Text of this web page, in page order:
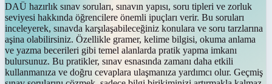
DAÜ hazırlık sınav soruları, sınavın yapısı, soru tipleri ve zorluk
seviyesi hakkında öğrencilere önemli ipuçları verir. Bu soruları
inceleyerek, sınavda karşılaşabileceğiniz konulara ve soru tarzlarına
aşina olabilirsiniz. Özellikle gramer, kelime bilgisi, okuma anlama
ve yazma becerileri gibi temel alanlarda pratik yapma imkanı
bulursunuz. Bu pratikler, sınav esnasında zamanı daha etkili
kullanmanıza ve doğru cevaplara ulaşmanıza yardımcı olur. Geçmiş